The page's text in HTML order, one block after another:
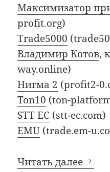
Максимизатор
profit.org)
Trade5000
Владимир Котов,
way.online)
Нигма 2 (profit2-
Ton10 (ton-
STT EC (stt-ec.com)
EMU (trade.em-
Читать далее